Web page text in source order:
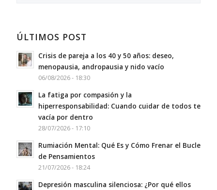
ÚLTIMOS POST
Crisis de pareja a los 40 y 50 años: deseo,
menopausia, andropausia y nido vacío
06/08/2026 - 18:30
La fatiga por compasión y la
hiperresponsabilidad: Cuando cuidar de todos te
vacía por dentro
28/07/2026 - 17:10
Rumiación Mental: Qué Es y Cómo Frenar el Bucle
de Pensamientos
21/07/2026 - 18:24
Depresión masculina silenciosa: ¿Por qué ellos